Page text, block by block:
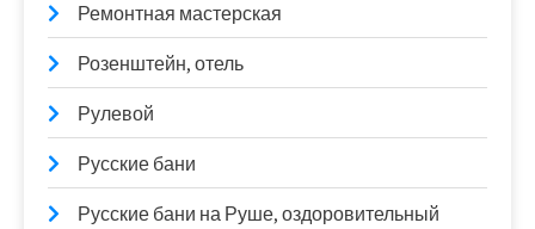
Ремонтная мастерская
Розенштейн, отель
Рулевой
Русские бани
Русские бани на Руше, оздоровительный